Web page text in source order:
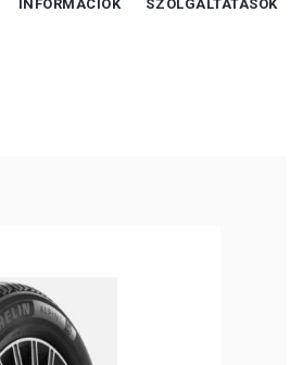
INFORMÁCIÓK SZOLGÁLTATÁSOK